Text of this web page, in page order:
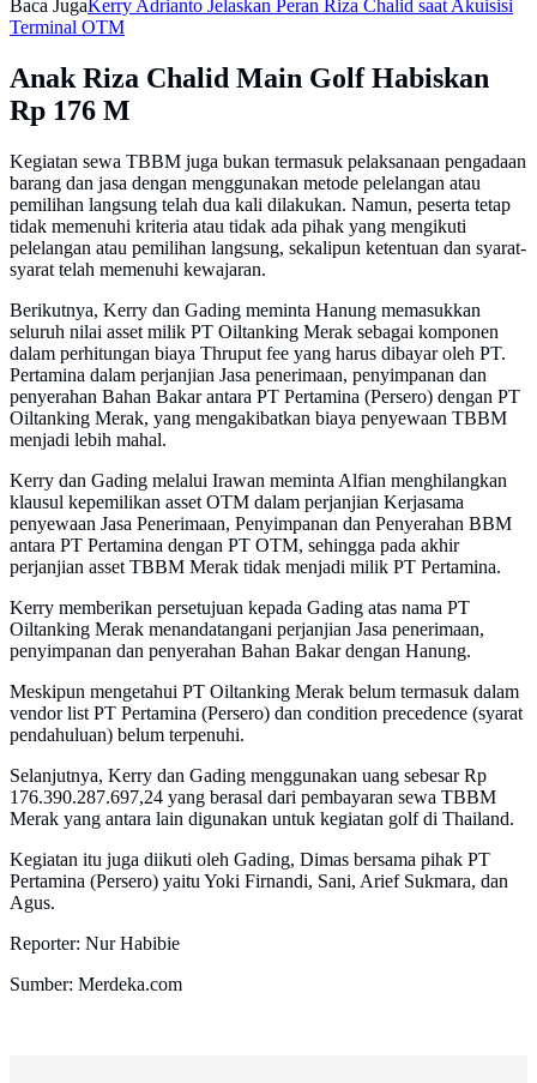
Baca Juga Kerry Adrianto Jelaskan Peran Riza Chalid saat Akuisisi
Terminal OTM
Anak Riza Chalid Main Golf Habiskan
Rp 176 M
Kegiatan sewa TBBM juga bukan termasuk pelaksanaan pengadaan
barang dan jasa dengan menggunakan metode pelelangan atau
pemilihan langsung telah dua kali dilakukan. Namun, peserta tetap
tidak memenuhi kriteria atau tidak ada pihak yang mengikuti
pelelangan atau pemilihan langsung, sekalipun ketentuan dan syarat-
syarat telah memenuhi kewajaran.
Berikutnya, Kerry dan Gading meminta Hanung memasukkan
seluruh nilai asset milik PT Oiltanking Merak sebagai komponen
dalam perhitungan biaya Thruput fee yang harus dibayar oleh PT.
Pertamina dalam perjanjian Jasa penerimaan, penyimpanan dan
penyerahan Bahan Bakar antara PT Pertamina (Persero) dengan PT
Oiltanking Merak, yang mengakibatkan biaya penyewaan TBBM
menjadi lebih mahal.
Kerry dan Gading melalui Irawan meminta Alfian menghilangkan
klausul kepemilikan asset OTM dalam perjanjian Kerjasama
penyewaan Jasa Penerimaan, Penyimpanan dan Penyerahan BBM
antara PT Pertamina dengan PT OTM, sehingga pada akhir
perjanjian asset TBBM Merak tidak menjadi milik PT Pertamina.
Kerry memberikan persetujuan kepada Gading atas nama PT
Oiltanking Merak menandatangani perjanjian Jasa penerimaan,
penyimpanan dan penyerahan Bahan Bakar dengan Hanung.
Meskipun mengetahui PT Oiltanking Merak belum termasuk dalam
vendor list PT Pertamina (Persero) dan condition precedence (syarat
pendahuluan) belum terpenuhi.
Selanjutnya, Kerry dan Gading menggunakan uang sebesar Rp
176.390.287.697,24 yang berasal dari pembayaran sewa TBBM
Merak yang antara lain digunakan untuk kegiatan golf di Thailand.
Kegiatan itu juga diikuti oleh Gading, Dimas bersama pihak PT
Pertamina (Persero) yaitu Yoki Firnandi, Sani, Arief Sukmara, dan
Agus.
Reporter: Nur Habibie
Sumber: Merdeka.com